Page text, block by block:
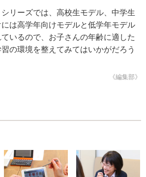
リーズでは、高校生モデル、中学生
は高学年向けモデルと低学年モデル
いるので、お子さんの年齢に適した
の環境を整えてみてはいかがだろう
《編集部》